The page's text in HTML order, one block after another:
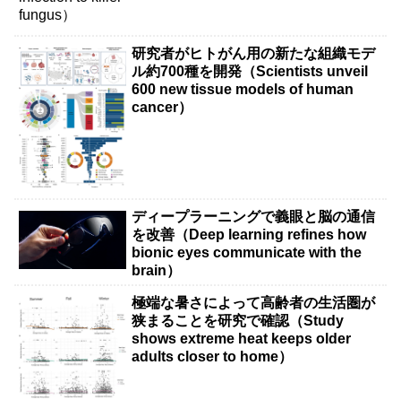
研究者がヒトがん用の新たな組織モデ
ル約700種を開発（Scientists unveil
600 new tissue models of human
cancer）
ディープラーニングで義眼と脳の通信
を改善（Deep learning refines how
bionic eyes communicate with the
brain）
極端な暑さによって高齢者の生活圏が
狭まることを研究で確認（Study
shows extreme heat keeps older
adults closer to home）